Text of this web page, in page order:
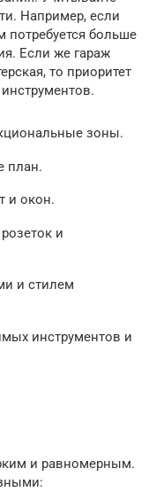
Например, если
потребуется больше
Если же гараж
то приоритет
зоны.
план.
и окон.
и
и стилем
инструментов и
и равномерным.